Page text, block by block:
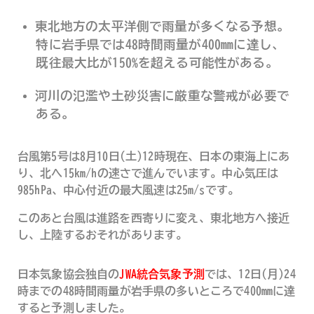
東北地方の太平洋側で雨量が多くなる予想。
特に岩手県では48時間雨量が400mmに達し、
既往最大比が150%を超える可能性がある。
河川の氾濫や土砂災害に厳重な警戒が必要で
ある。
台風第5号は8月10日(土)12時現在、日本の東海上にあ
り、北へ15km/hの速さで進んでいます。中心気圧は
985hPa、中心付近の最大風速は25m/sです。
このあと台風は進路を西寄りに変え、東北地方へ接近
し、上陸するおそれがあります。
日本気象協会独自の JWA統合気象予測 では、12日(月)24
時までの48時間雨量が岩手県の多いところで400mmに達
すると予測しました。